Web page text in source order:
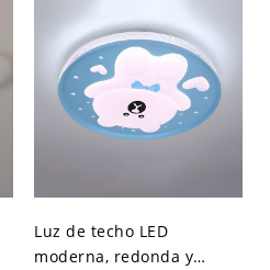
Luz de techo LED
moderna, redonda y